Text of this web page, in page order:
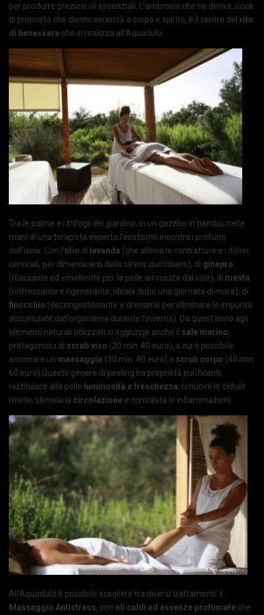
per produrre preziosi oli essenziali. L’ambrosia che ne deriva, ricca
di proprietà che danno serenità a corpo e spirito, è il centro del rito
di benessere che si realizza all’Aquadulci.
Tra le palme e i trifogli del giardino, in un gazebo in bambù, nelle
mani di una terapista esperta l’esotismo incontra i profumi
dell’isola. Con l’olio di lavanda (che allevia le contratture e i dolori
cervicali, per dimenticarsi dello stress quotidiano), di ginepro
(rilassante ed emolliente per la pelle arrossata dal sole), di menta
(rinfrescante e rigenerante, ideale dopo una giornata di mare), di
finocchio (decongestionante e drenante per eliminare le impurità
accumulate dall’organismo durante l’inverno). Da quest’anno agli
elementi naturali utilizzati si aggiunge anche il sale marino,
protagonista di scrubviso (20 min. 40 euro), a cui è possibile
associare un massaggio (30 min. 40 euro) e scrub corpo (40 min.
60 euro).Questo genere di peeling ha proprietà purificanti,
restituisce alla pelle luminosità e freschezza, rimuove le cellule
morte, stimola la circolazione e contrasta le infiammazioni.
All’Aquadulci è possibile scegliere tra diversi trattamenti: il
Massaggio Antistress, con oli caldi ed essenze profumate che